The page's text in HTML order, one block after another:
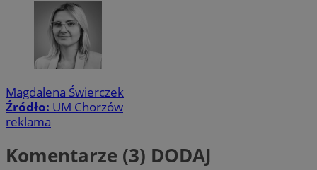
Magdalena Świerczek
Źródło: UM Chorzów
reklama
Komentarze (3) DODAJ